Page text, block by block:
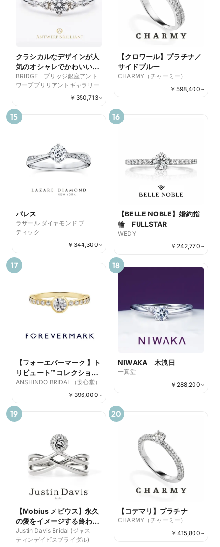
クラシカルなデザインが人
気のオシャレでかわいい婚
約指輪 ”Five Star” ファ
イヴスター
BRIDGE ブリッジ銀座アント
ワープブリリアントギャラリー
￥ 350,713~
【クロワール】プラチナ／
サイドブルー
CHARMY（チャーミー）
￥ 598,400~
パレス
ラザール ダイヤモンド ブ
ティック
￥ 344,300~
15
【BELLE NOBLE】婚約指
輪 FULLSTAR
WEDY
￥ 242,770~
16
【フォーエバーマーク 】ト
リビュート™ コレクション
ダイヤモンド リング
ANSHINDO BRIDAL（安心堂）
￥ 396,000~
17
NIWAKA 木洩日
一真堂
￥ 288,200~
18
【Mobius メビウス】永久
の愛をイメージする終わり
なきメビウスの輪がモチー
フ
Justin Davis Bridal (ジャス
ティンデイビスブライダル)
19
【コデマリ】プラチナ
CHARMY（チャーミー）
￥ 415,800~
20